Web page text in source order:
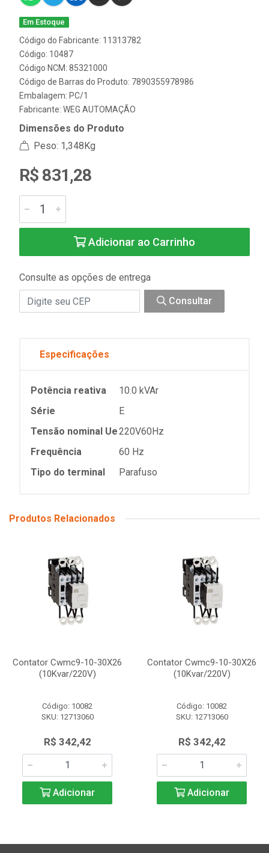
Em Estoque
Código do Fabricante: 11313782
Código: 10487
Código NCM: 85321000
Código de Barras do Produto: 7890355978986
Embalagem: PC/1
Fabricante: WEG AUTOMAÇÃO
Dimensões do Produto
Peso: 1,348Kg
R$ 831,28
Adicionar ao Carrinho
Consulte as opções de entrega
Consultar
Especificações
Potência reativa
10.0 kVAr
Série
E
Tensão nominal Ue220V60Hz
Frequência
60 Hz
Tipo do terminal
Parafuso
Produtos Relacionados
Contator Cwmc9-10-30X26
(10Kvar/220V)
Código: 10082
SKU: 12713060
R$ 342,42
Adicionar
Contator Cwmc9-10-30X26
(10Kvar/220V)
Código: 10082
SKU: 12713060
R$ 342,42
Adicionar